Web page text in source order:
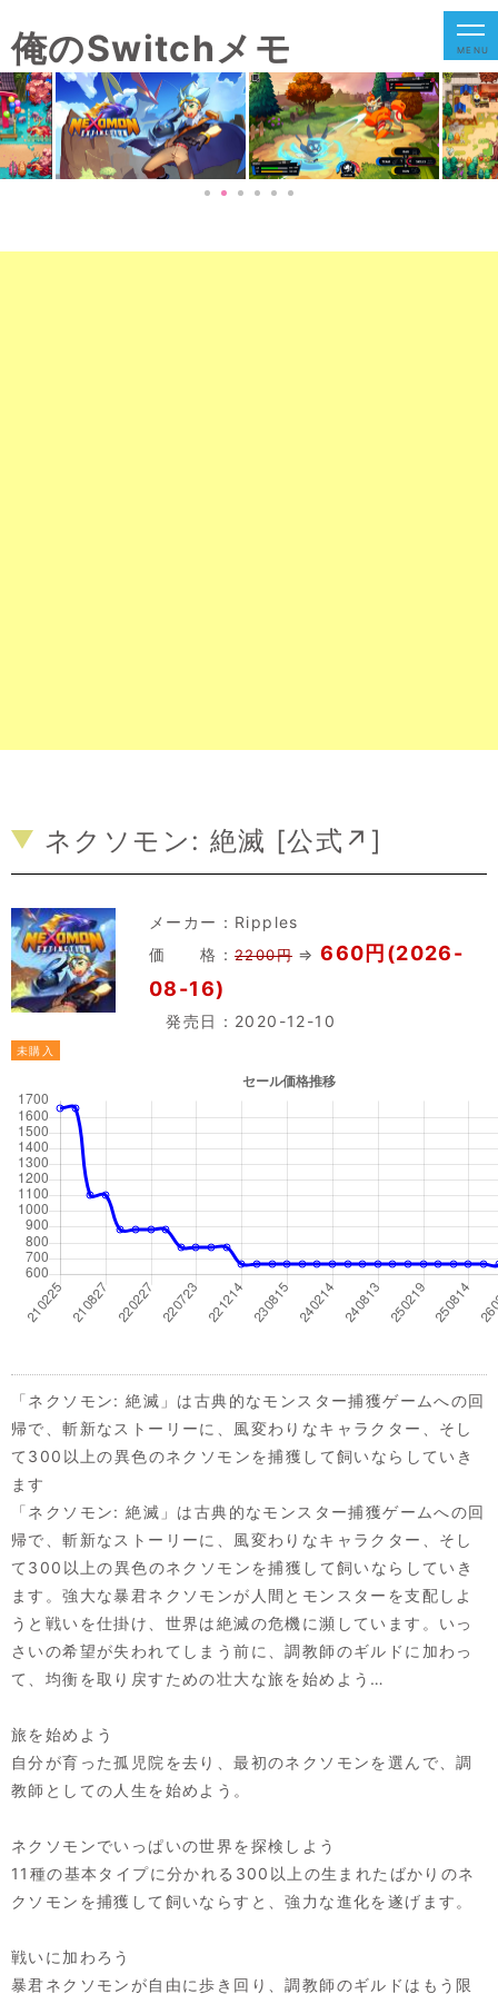
俺のSwitchメモ MENU
ネクソモン: 絶滅 [公式↗ ]
メーカー： Ripples
価 格： 2200円 ⇒660円(2026-
08-16)
発売日：2020-12-10
未購入
「ネクソモン: 絶滅」は古典的なモンスター捕獲ゲームへの回
帰で、斬新なストーリーに、風変わりなキャラクター、そし
て300以上の異色のネクソモンを捕獲して飼いならしていき
ます
「ネクソモン: 絶滅」は古典的なモンスター捕獲ゲームへの回
帰で、斬新なストーリーに、風変わりなキャラクター、そし
て300以上の異色のネクソモンを捕獲して飼いならしていき
ます。強大な暴君ネクソモンが人間とモンスターを支配しよ
うと戦いを仕掛け、世界は絶滅の危機に瀕しています。いっ
さいの希望が失われてしまう前に、調教師のギルドに加わっ
て、均衡を取り戻すための壮大な旅を始めよう…
旅を始めよう
自分が育った孤児院を去り、最初のネクソモンを選んで、調
教師としての人生を始めよう。
ネクソモンでいっぱいの世界を探検しよう
11種の基本タイプに分かれる300以上の生まれたばかりのネ
クソモンを捕獲して飼いならすと、強力な進化を遂げます。
戦いに加わろう
暴君ネクソモンが自由に歩き回り、調教師のギルドはもう限